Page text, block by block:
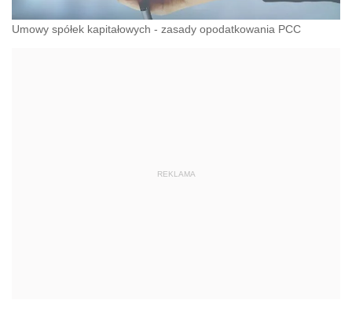
Umowy spółek kapitałowych - zasady opodatkowania PCC